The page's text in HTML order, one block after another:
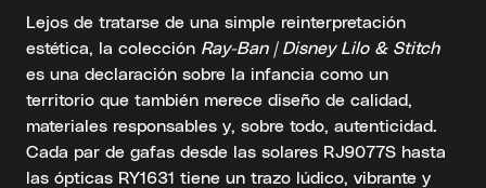
Lejos de tratarse de una simple reinterpretación
estética, la colección Ray-Ban | Disney Lilo & Stitch
es una declaración sobre la infancia como un
territorio que también merece diseño de calidad,
materiales responsables y, sobre todo, autenticidad.
Cada par de gafas desde las solares RJ9077S hasta
las ópticas RY1631 tiene un trazo lúdico, vibrante y